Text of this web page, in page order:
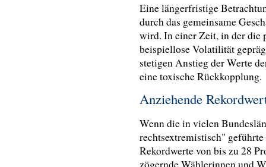
Eine längerfristige
durch das gemeinsame
wird. In einer Zeit, in der die
beispiellose Volatilität
stetigen Anstieg der Werte
eine toxische Rückkopplung.
Anziehende
Wenn die in vielen
rechtsextremistisch"
Rekordwerte von bis zu 28
zögernde Wählerinnen und